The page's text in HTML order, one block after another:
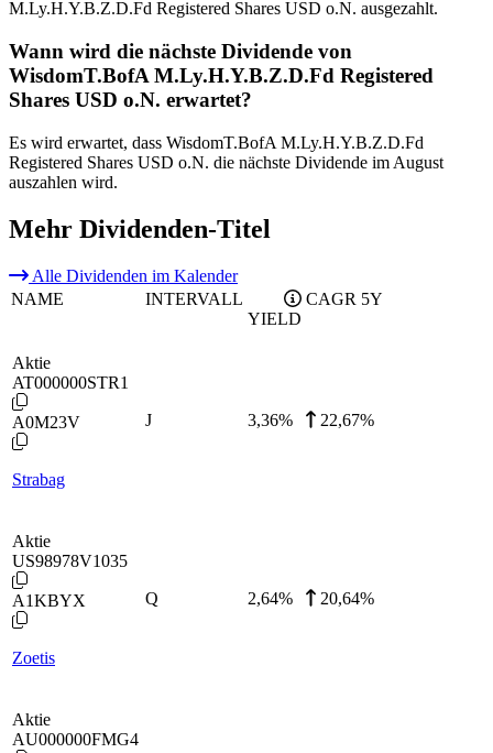
M.Ly.H.Y.B.Z.D.Fd Registered Shares USD o.N. ausgezahlt.
Wann wird die nächste Dividende von
WisdomT.BofA M.Ly.H.Y.B.Z.D.Fd Registered
Shares USD o.N. erwartet?
Es wird erwartet, dass WisdomT.BofA M.Ly.H.Y.B.Z.D.Fd
Registered Shares USD o.N. die nächste Dividende im August
auszahlen wird.
Mehr Dividenden-Titel
Alle Dividenden im Kalender
NAME
INTERVALL
YIELD
CAGR 5Y
Aktie
AT000000STR1
A0M23V
Strabag
J 3,36% 22,67%
Aktie
US98978V1035
A1KBYX
Zoetis
Q 2,64% 20,64%
Aktie
AU000000FMG4